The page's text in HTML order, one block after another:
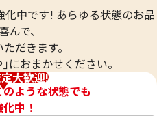
化中です! あらゆる状態のお品
んで、
だきます。
におまかせください。
大歓迎!
のような状態でも
中！